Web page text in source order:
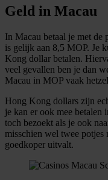
Geld in Macau
In Macau betaal je met de
is gelijk aan 8,5 MOP. Je
Kong dollar betalen.
veel gevallen ben je dan
Macau in MOP vaak
Hong Kong dollars zijn
je kan er ook mee betalen
toch bezoekt als je ook
misschien wel twee potjes
goedkoper uitvalt.